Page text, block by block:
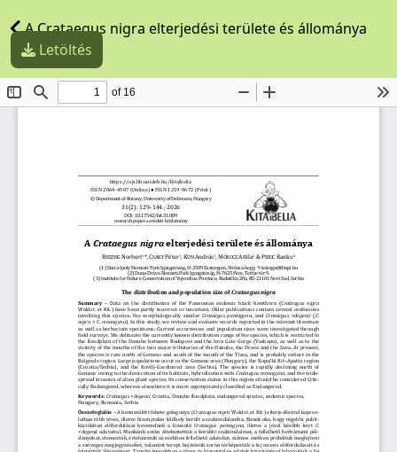
A Crataegus nigra elterjedési területe és állománya
Letöltés